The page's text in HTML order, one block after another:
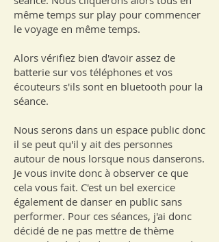
même temps sur play pour commencer
le voyage en même temps.
Alors vérifiez bien d'avoir assez de
batterie sur vos téléphones et vos
écouteurs s'ils sont en bluetooth pour la
séance.
Nous serons dans un espace public donc
il se peut qu'il y ait des personnes
autour de nous lorsque nous danserons.
Je vous invite donc à observer ce que
cela vous fait. C'est un bel exercice
également de danser en public sans
performer. Pour ces séances, j'ai donc
décidé de ne pas mettre de thème